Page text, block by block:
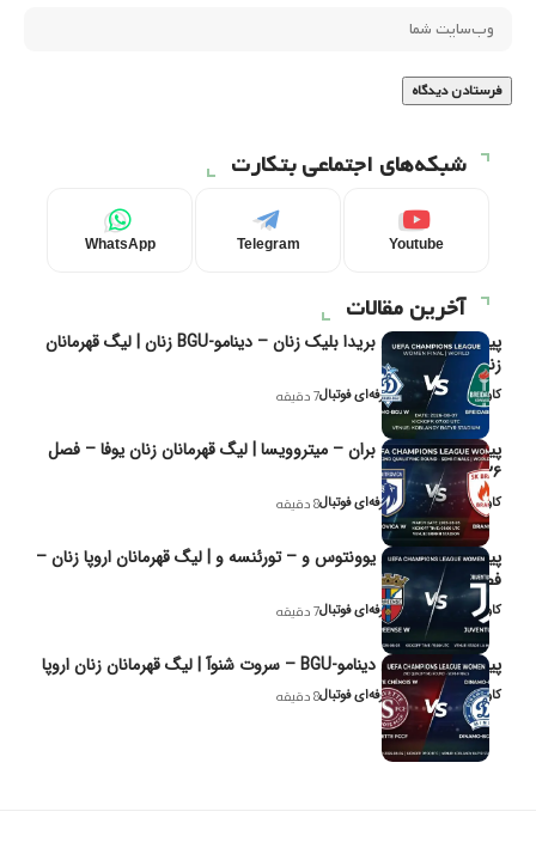
شبکه‌های اجتماعی بتکارت
Youtube
Telegram
WhatsApp
آخرین مقالات
پیش‌بینی و تحلیل بریدا بلیک زنان – دینامو-BGU زنان | لیگ قهرمانان
زنان یوفا
کاوه نیک‌فر، تحلیل‌گر حرفه‌ای فوتبال7 دقیقه
پیش‌بینی و تحلیل بران – میتروویسا | لیگ قهرمانان زنان یوفا – فصل
۲۰۲۶
کاوه نیک‌فر، تحلیل‌گر حرفه‌ای فوتبال8 دقیقه
پیش‌بینی و تحلیل یوونتوس و – تورئنسه و | لیگ قهرمانان اروپا زنان –
فصل ۲۰۲۶
کاوه نیک‌فر، تحلیل‌گر حرفه‌ای فوتبال7 دقیقه
پیش‌بینی و تحلیل دینامو-BGU – سروت شنوآ | لیگ قهرمانان زنان اروپا
کاوه نیک‌فر، تحلیل‌گر حرفه‌ای فوتبال8 دقیقه